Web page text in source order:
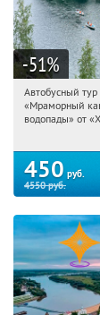
-51%
16:11:13
Сенная
Автобусный
«Мраморный
водопады» от
450 руб.
4550руб.